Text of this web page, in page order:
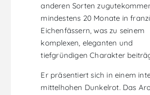
anderen Sorten
mindestens 20 Monate in
Eichenfässern, was zu seinem
komplexen, eleganten und
tiefgründigen Charakter
Er präsentiert sich in einem
mittelhohen Dunkelrot. Das